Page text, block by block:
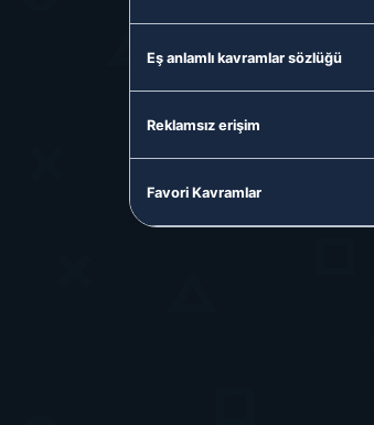
Eş anlamlı kavramlar sözlüğü
Reklamsız erişim
Favori Kavramlar